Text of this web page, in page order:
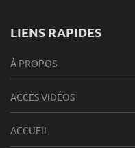
LIENS RAPIDES
À PROPOS
ACCÈS VIDÉOS
ACCUEIL